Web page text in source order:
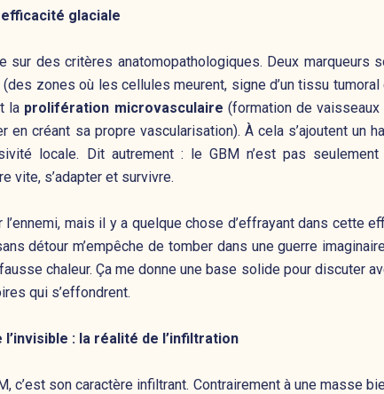
efficacité glaciale
sur des critères anatomopathologiques. Deux marqueurs
(des zones où les cellules meurent, signe d’un tissu
la prolifération microvasculaire (formation de vaisseaux
en créant sa propre vascularisation). À cela s’ajoutent un
locale. Dit autrement : le GBM n’est pas
vite, s’adapter et survivre.
mais il y a quelque chose d’effrayant dans cette
détour m’empêche de tomber dans une guerre
chaleur. Ça me donne une base solide pour discuter
qui s’effondrent.
: la réalité de l’infiltration
c’est son caractère infiltrant. Contrairement à une masse